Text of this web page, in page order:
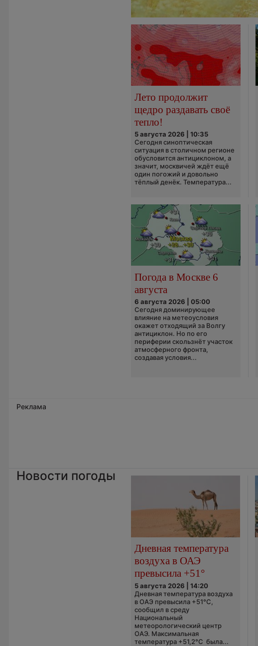
Лето продолжит
щедро раздавать своё
тепло!
5 августа 2026 | 10:35
Сегодня синоптическая
ситуация в столичном регионе
обусловится антициклоном, а
значит, москвичей ждёт ещё
один погожий и довольно
тёплый денёк. Температура...
Погода в Москве 6
августа
6 августа 2026 | 05:00
Сегодня доминирующее
влияние на метеоусловия
окажет отходящий за Волгу
антициклон. Но по его
периферии скользнёт участок
атмосферного фронта,
создавая условия...
Реклама
Новости погоды
Дневная температура
воздуха в ОАЭ
превысила +51°
5 августа 2026 | 14:20
Дневная температура воздуха
в ОАЭ превысила +51°C,
сообщил в среду
Национальный
метеорологический центр
ОАЭ. Максимальная
температура +51,2°C была...